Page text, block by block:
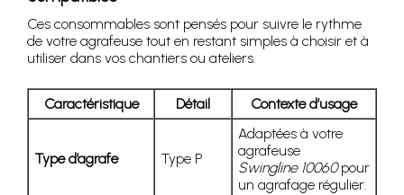
Ces consommables sont pensés pour suivre le rythme
de votre agrafeuse tout en restant simples à choisir et à
utiliser dans vos chantiers ou ateliers.
Caractéristique Détail Contexte d’usage
Type d’agrafe Type P
Adaptées à votre
agrafeuse
Swingline 10060pour
un agrafage régulier.